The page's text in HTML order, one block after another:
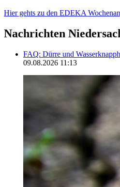
Hier gehts zu den EDEKA
Nachrichten
FAQ: Dürre und
09.08.2026 11:13